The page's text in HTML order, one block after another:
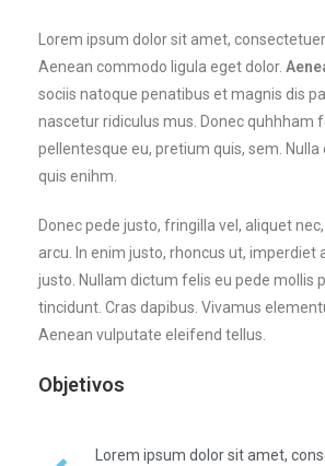
Lorem ipsum dolor sit amet,
Aenean commodo ligula eget dolor.
sociis natoque penatibus et magnis dis
nascetur ridiculus mus. Donec quhhham
pellentesque eu, pretium quis, sem.
quis enihm.
Donec pede justo, fringilla vel, aliquet
arcu. In enim justo, rhoncus ut, imperdiet
justo. Nullam dictum felis eu pede mollis
tincidunt. Cras dapibus. Vivamus
Aenean vulputate eleifend tellus.
Objetivos
Lorem ipsum dolor sit amet,